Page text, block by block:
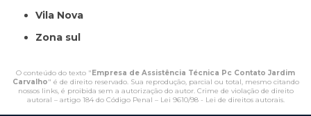
Vila Nova
Zona sul
O conteúdo do texto "Empresa de Assistência Técnica Pc Contato Jardim
Carvalho" é de direito reservado. Sua reprodução, parcial ou total, mesmo citando
nossos links, é proibida sem a autorização do autor. Crime de violação de direito
autoral – artigo 184 do Código Penal – Lei 9610/98 - Lei de direitos autorais.